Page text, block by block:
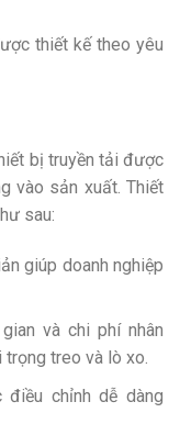
thiết kế theo yêu
bị truyền tải được
vào sản xuất. Thiết
sau:
giúp doanh nghiệp
và chi phí nhân
treo và lò xo.
chỉnh dễ dàng